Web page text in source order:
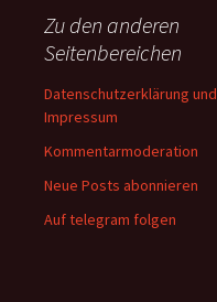
Zu den anderen
Seitenbereichen
Datenschutzerklärung und
Impressum
Kommentarmoderation
Neue Posts abonnieren
Auf telegram folgen